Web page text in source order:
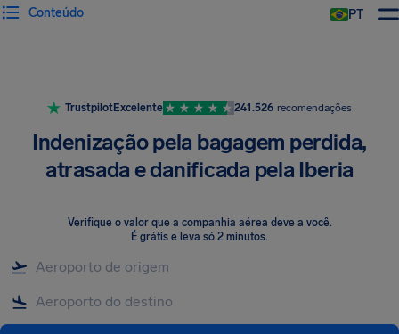
PT
Conteúdo
TrustpilotExcelente 241.526 recomendações
Indenização pela bagagem perdida,
atrasada e danificada pela Iberia
Verifique o valor que a companhia aérea deve a você.
É grátis e leva só 2 minutos.